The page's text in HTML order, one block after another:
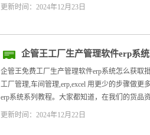
更新时间：2024年12月23日
企管王工厂生产管理软件erp系
excel模版板
企管王免费工厂生产管理软件erp系统怎么获取
工厂管理,车间管理,erp,excel 用更少的步骤做
erp系统系列教程。大家都知道，在我们的货品
更新时间：2024年12月22日